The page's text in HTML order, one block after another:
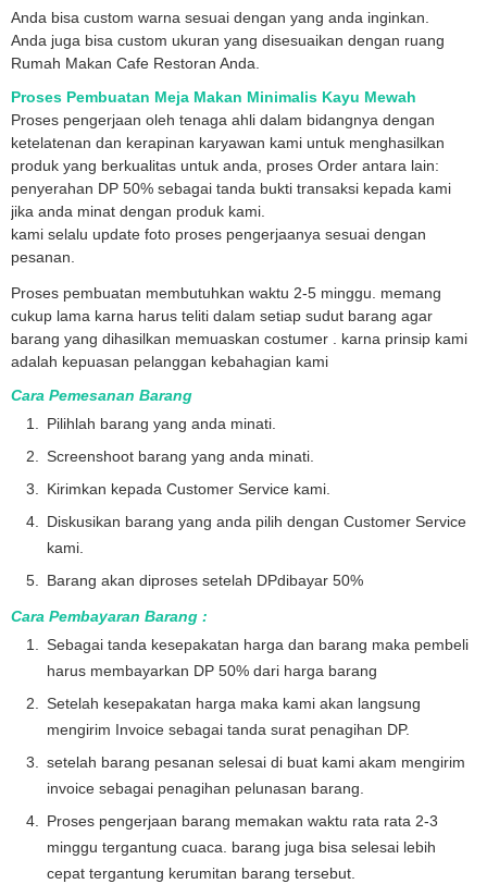
Anda bisa custom warna sesuai dengan yang anda inginkan.
Anda juga bisa custom ukuran yang disesuaikan dengan ruang
Rumah Makan Cafe Restoran Anda.
Proses Pembuatan Meja Makan Minimalis Kayu Mewah
Proses pengerjaan oleh tenaga ahli dalam bidangnya dengan
ketelatenan dan kerapinan karyawan kami untuk menghasilkan
produk yang berkualitas untuk anda, proses Order antara lain:
penyerahan DP 50% sebagai tanda bukti transaksi kepada kami
jika anda minat dengan produk kami.
kami selalu update foto proses pengerjaanya sesuai dengan
pesanan.
Proses pembuatan membutuhkan waktu 2-5 minggu. memang
cukup lama karna harus teliti dalam setiap sudut barang agar
barang yang dihasilkan memuaskan costumer . karna prinsip kami
adalah kepuasan pelanggan kebahagian kami
Cara Pemesanan Barang
Pilihlah barang yang anda minati.
Screenshoot barang yang anda minati.
Kirimkan kepada Customer Service kami.
Diskusikan barang yang anda pilih dengan Customer Service
kami.
Barang akan diproses setelah DPdibayar 50%
Cara Pembayaran Barang :
Sebagai tanda kesepakatan harga dan barang maka pembeli
harus membayarkan DP 50% dari harga barang
Setelah kesepakatan harga maka kami akan langsung
mengirim Invoice sebagai tanda surat penagihan DP.
setelah barang pesanan selesai di buat kami akam mengirim
invoice sebagai penagihan pelunasan barang.
Proses pengerjaan barang memakan waktu rata rata 2-3
minggu tergantung cuaca. barang juga bisa selesai lebih
cepat tergantung kerumitan barang tersebut.